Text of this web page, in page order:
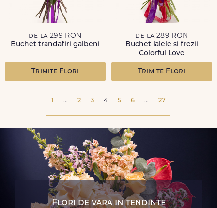
de la 299 RON
Buchet trandafiri galbeni
Trimite Flori
de la 289 RON
Buchet lalele si frezii
Colorful Love
Trimite Flori
1 ... 2 3 4 5 6 ... 27
Flori de vara in tendinte